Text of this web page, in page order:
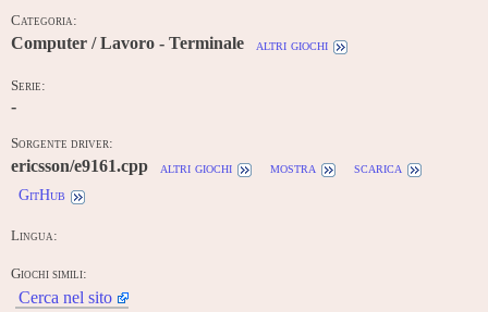
Categoria:
Computer / Lavoro - Terminale altri giochi
Serie:
-
Sorgente driver:
ericsson/e9161.cpp altri giochi mostra
scarica
GitHub
Lingua:
Giochi simili:
Cerca nel sito